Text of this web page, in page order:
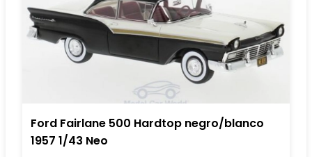
Ford Fairlane 500 Hardtop negro/blanco
1957 1/43 Neo